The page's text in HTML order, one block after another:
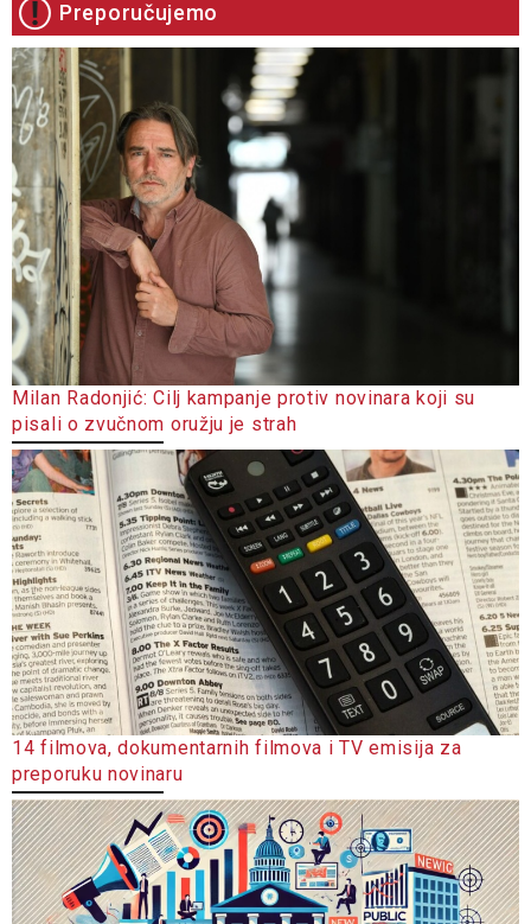
Preporučujemo
Milan Radonjić: Cilj kampanje protiv novinara koji su
pisali o zvučnom oružju je strah
14 filmova, dokumentarnih filmova i TV emisija za
preporuku novinaru